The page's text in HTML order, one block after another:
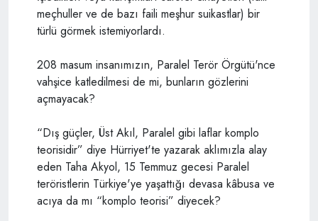
meçhuller ve de bazı faili meşhur suikastlar) bir
türlü görmek istemiyorlardı.
208 masum insanımızın, Paralel Terör Örgütü'nce
vahşice katledilmesi de mi, bunların gözlerini
açmayacak?
“Dış güçler, Üst Akıl, Paralel gibi laflar komplo
teorisidir” diye Hürriyet'te yazarak aklımızla alay
eden Taha Akyol, 15 Temmuz gecesi Paralel
teröristlerin Türkiye'ye yaşattığı devasa kâbusa ve
acıya da mı “komplo teorisi” diyecek?